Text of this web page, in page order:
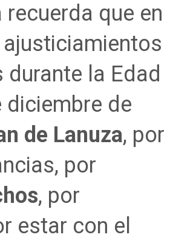
recuerda que en
la Edad
diciembre de
de Lanuza, por
por
, por
estar con el